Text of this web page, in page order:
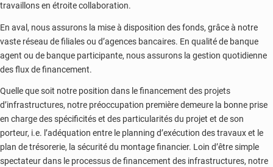
travaillons en étroite collaboration.
En aval, nous assurons la mise à disposition des fonds, grâce à notre
vaste réseau de filiales ou d’agences bancaires. En qualité de banque
agent ou de banque participante, nous assurons la gestion quotidienne
des flux de financement.
Quelle que soit notre position dans le financement des projets
d’infrastructures, notre préoccupation première demeure la bonne prise
en charge des spécificités et des particularités du projet et de son
porteur, i.e. l’adéquation entre le planning d’exécution des travaux et le
plan de trésorerie, la sécurité du montage financier. Loin d’être simple
spectateur dans le processus de financement des infrastructures, notre